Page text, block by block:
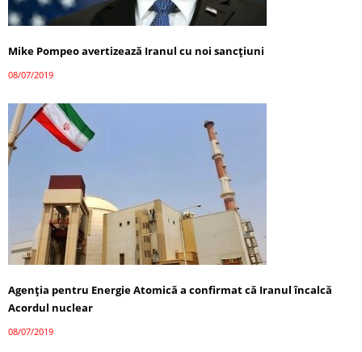
Mike Pompeo avertizează Iranul cu noi sancţiuni
08/07/2019
Agenţia pentru Energie Atomică a confirmat că Iranul încalcă
Acordul nuclear
08/07/2019